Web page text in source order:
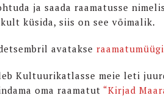
ja saada raamatusse
küsida, siis on see võimalik.
avatakse raamatumüügi
Kultuurikatlasse meie leti
oma raamatut “Kirjad